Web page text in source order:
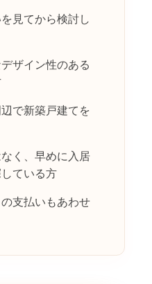
見てから検討し
ザイン性のある
で新築戸建てを
く、早めに入居
ている方
支払いもあわせ